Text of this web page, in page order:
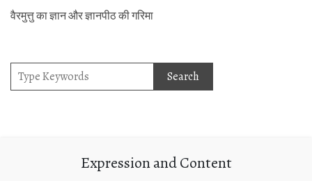
वैरमुत्तु का ज्ञान और ज्ञानपीठ की गर‍िमा
Expression and Content